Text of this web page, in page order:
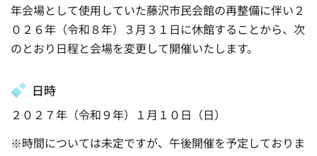
年会場として使用していた藤沢市民会館の再整備に伴い２
０２６年（令和８年）３月３１日に休館することから、次
のとおり日程と会場を変更して開催いたします。
日時
２０２７年（令和９年）１月１０日（日）
※時間については未定ですが、午後開催を予定しておりま